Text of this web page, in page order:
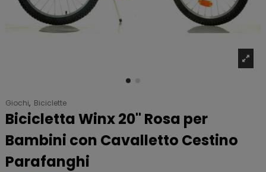
Giochi, Biciclette
Bicicletta Winx 20" Rosa per
Bambini con Cavalletto Cestino
Parafanghi